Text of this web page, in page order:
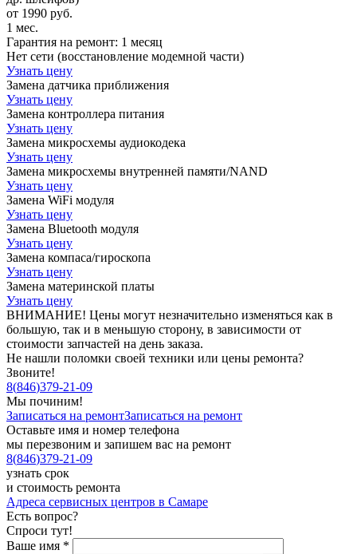
от 1990 руб.
1 мес.
Гарантия на ремонт: 1 месяц
Нет сети (восстановление модемной части)
Узнать цену
Замена датчика приближения
Узнать цену
Замена контроллера питания
Узнать цену
Замена микросхемы аудиокодека
Узнать цену
Замена микросхемы внутренней памяти/NAND
Узнать цену
Замена WiFi модуля
Узнать цену
Замена Bluetooth модуля
Узнать цену
Замена компаса/гироскопа
Узнать цену
Замена материнской платы
Узнать цену
ВНИМАНИЕ! Цены могут незначительно изменяться как в
большую, так и в меньшую сторону, в зависимости от
стоимости запчастей на день заказа.
Не нашли поломки своей техники или цены ремонта?
Звоните!
8(846)379-21-09
Мы починим!
Записаться на ремонтЗаписаться на ремонт
Оставьте имя и номер телефона
мы перезвоним и запишем вас на ремонт
8(846)379-21-09
узнать срок
и стоимость ремонта
Адреса сервисных центров в Самаре
Есть вопрос?
Спроси тут!
Ваше имя *